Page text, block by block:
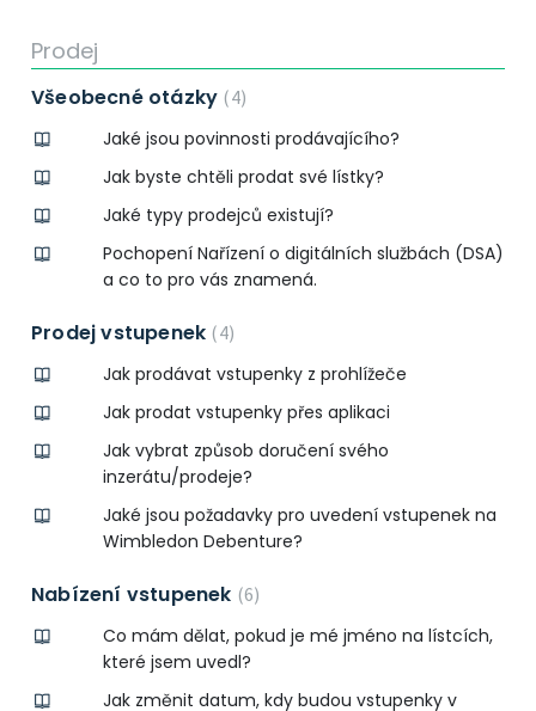
Prodej
Všeobecné otázky 4
Jaké jsou povinnosti prodávajícího?
Jak byste chtěli prodat své lístky?
Jaké typy prodejců existují?
Pochopení Nařízení o digitálních službách (DSA)
a co to pro vás znamená.
Prodej vstupenek 4
Jak prodávat vstupenky z prohlížeče
Jak prodat vstupenky přes aplikaci
Jak vybrat způsob doručení svého
inzerátu/prodeje?
Jaké jsou požadavky pro uvedení vstupenek na
Wimbledon Debenture?
Nabízení vstupenek 6
Co mám dělat, pokud je mé jméno na lístcích,
které jsem uvedl?
Jak změnit datum, kdy budou vstupenky v